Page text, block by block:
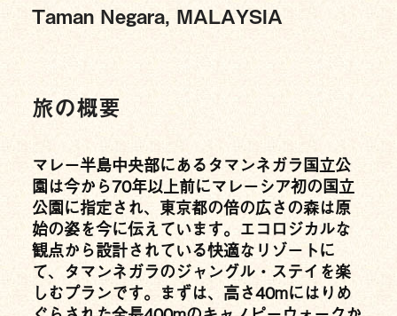
Taman Negara, MALAYSIA
旅の概要
マレー半島中央部にあるタマンネガラ国立公
園は今から70年以上前にマレーシア初の国立
公園に指定され、東京都の倍の広さの森は原
始の姿を今に伝えています。エコロジカルな
観点から設計されている快適なリゾートに
て、タマンネガラのジャングル・ステイを楽
しむプランです。まずは、高さ40mにはりめ